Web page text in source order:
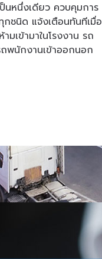
นหนึ่งเดียว ควบคุมการ
กชนิด แจ้งเตือนทันทีเมื่อ
เข้ามาในโรงงาน รถ
พนักงานเข้าออกนอก